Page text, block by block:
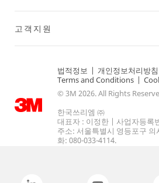
고객지원
법적정보 | 개인정보처리방침
Terms and Conditions |
© 3M 2026. All Rights
한국쓰리엠 ㈜
대표자 : 이정한 | 사업자등록
주소: 서울특별시 영등포구
화: 080-033-4114.